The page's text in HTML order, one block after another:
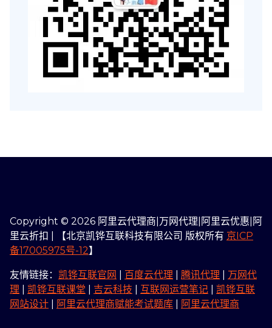
Copyright © 2026 阿里云代理商|万网代理|阿里云优惠|阿
里云折扣 | 【北京凯铧互联科技有限公司 版权所有 京ICP
备17005975号-12】
友情链接： 凯铧互联官网 百度云代理 腾讯代理
万网代
理
凯铧互联课堂 吉云科技 互联网运营笔记
凯铧互联
网站设计
阿里云代理商赋能考试题库 阿里云代理商